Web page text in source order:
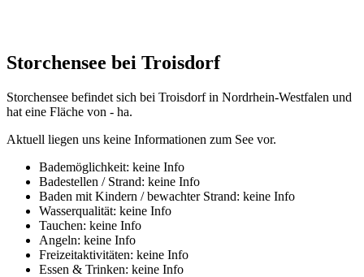
Storchensee bei Troisdorf
Storchensee befindet sich bei Troisdorf in Nordrhein-Westfalen und
hat eine Fläche von - ha.
Aktuell liegen uns keine Informationen zum See vor.
Bademöglichkeit: keine Info
Badestellen / Strand: keine Info
Baden mit Kindern / bewachter Strand: keine Info
Wasserqualität: keine Info
Tauchen: keine Info
Angeln: keine Info
Freizeitaktivitäten: keine Info
Essen & Trinken: keine Info